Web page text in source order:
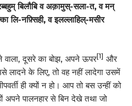
बिल्ग़ैबि व अक़ामुस्-सला-त, व मन्
लि-नफ़्सिही, व इलल्लाहिल्-मसीर
वाला, दूसरे का बोझ, अपने ऊपर[1] और
लादने के लिए, तो वह नहीं लादेगा उसमें
ही क्यों न हो। आप तो बस उन्हीं को
अपने पालनहार से बिन देखे तथा जो